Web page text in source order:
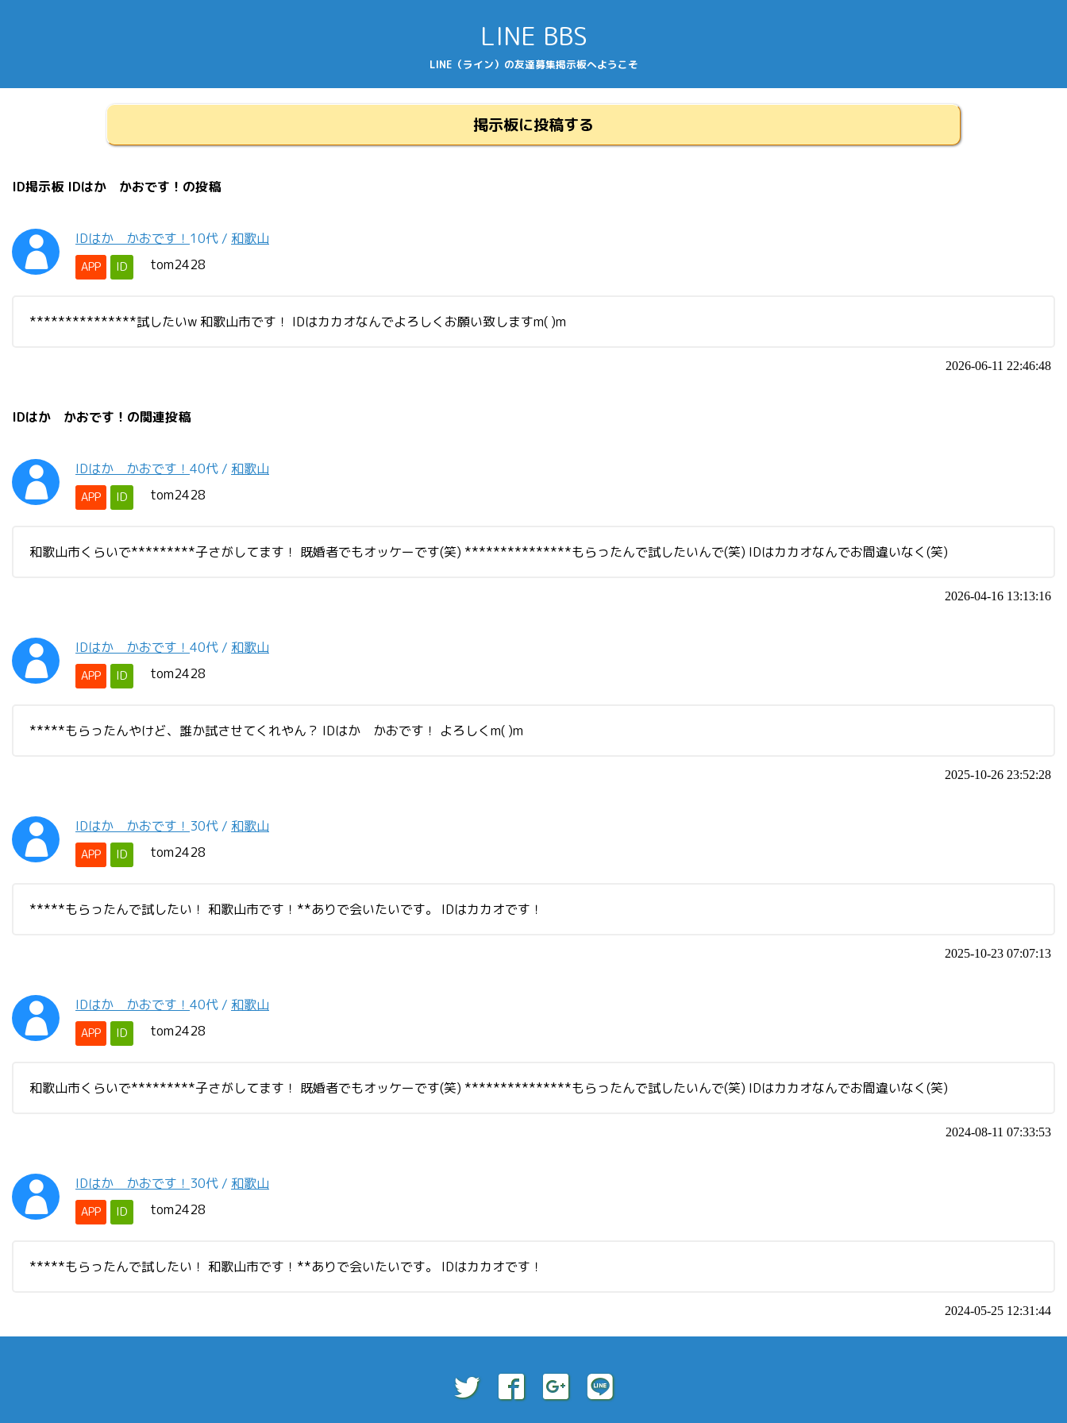
LINE BBS
LINE（ライン）の友達募集掲示板へようこそ
掲示板に投稿する
ID掲示板 IDはか かおです！の投稿
IDはか かおです！ 10代 / 和歌山
APP ID tom2428
***************試したいw 和歌山市です！ IDはカカオなんでよろしくお願い致しますm( )m
2026-06-11 22:46:48
IDはか かおです！の関連投稿
IDはか かおです！ 40代 / 和歌山
APP ID tom2428
和歌山市くらいで*********子さがしてます！ 既婚者でもオッケーです(笑) ***************もらったんで試したいんで(笑) IDはカカオなんでお間違いなく(笑)
2026-04-16 13:13:16
IDはか かおです！ 40代 / 和歌山
APP ID tom2428
*****もらったんやけど、誰か試させてくれやん？ IDはか かおです！ よろしくm( )m
2025-10-26 23:52:28
IDはか かおです！ 30代 / 和歌山
APP ID tom2428
*****もらったんで試したい！ 和歌山市です！**ありで会いたいです。 IDはカカオです！
2025-10-23 07:07:13
IDはか かおです！ 40代 / 和歌山
APP ID tom2428
和歌山市くらいで*********子さがしてます！ 既婚者でもオッケーです(笑) ***************もらったんで試したいんで(笑) IDはカカオなんでお間違いなく(笑)
2024-08-11 07:33:53
IDはか かおです！ 30代 / 和歌山
APP ID tom2428
*****もらったんで試したい！ 和歌山市です！**ありで会いたいです。 IDはカカオです！
2024-05-25 12:31:44